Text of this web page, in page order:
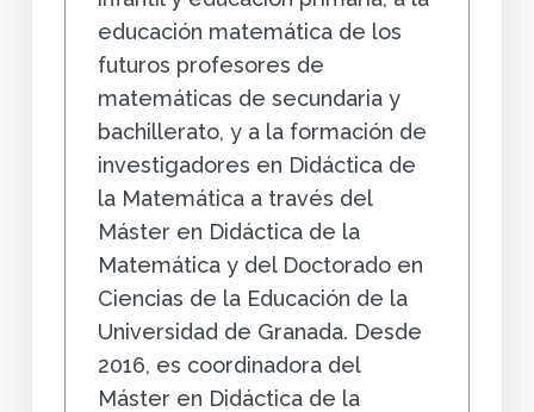
educación matemática de los
futuros profesores de
matemáticas de secundaria y
bachillerato, y a la formación de
investigadores en Didáctica de
la Matemática a través del
Máster en Didáctica de la
Matemática y del Doctorado en
Ciencias de la Educación de la
Universidad de Granada. Desde
2016, es coordinadora del
Máster en Didáctica de la